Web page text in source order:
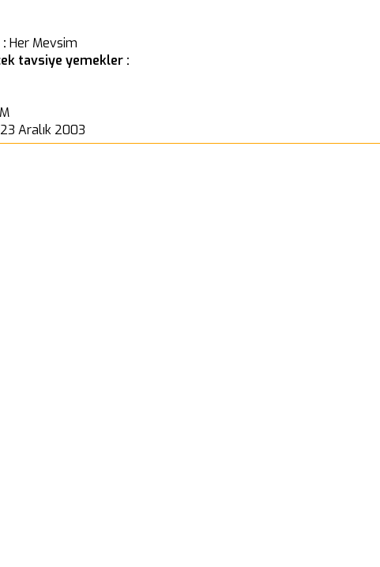
Her Mevsim
tavsiye yemekler :
23 Aralık 2003